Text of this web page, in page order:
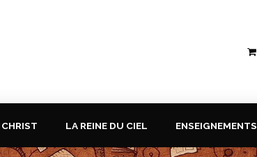
LA REINE DU CIEL ENSEIGNEMENTS